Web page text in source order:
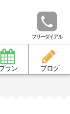
フリーダイアル
ラン ブログ